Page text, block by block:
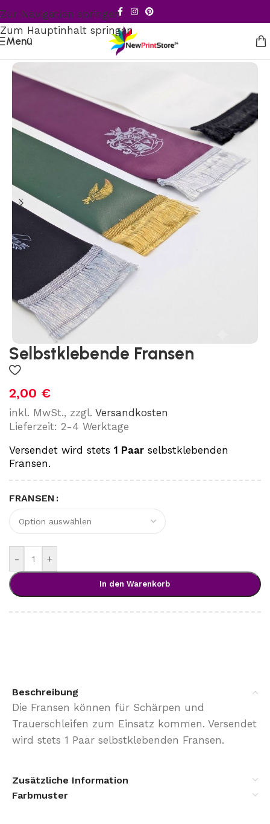
Zur Navigation springen
Zum Hauptinhalt springen
Menü
Selbstklebende Fransen
2,00 €
inkl. MwSt., zzgl. Versandkosten
Lieferzeit: 2-4 Werktage
Versendet wird stets 1 Paar selbstklebenden
Fransen.
FRANSEN
- +
In den Warenkorb
Beschreibung
Die Fransen können für Schärpen und
Trauerschleifen zum Einsatz kommen. Versendet
wird stets 1 Paar selbstklebenden Fransen.
Zusätzliche Information
Farbmuster